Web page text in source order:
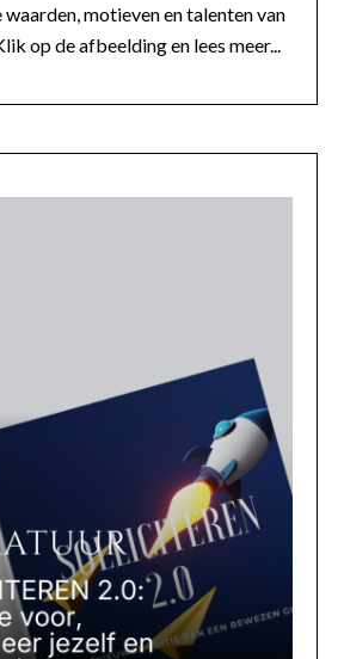
motieven en talenten van
op de afbeelding en lees meer...